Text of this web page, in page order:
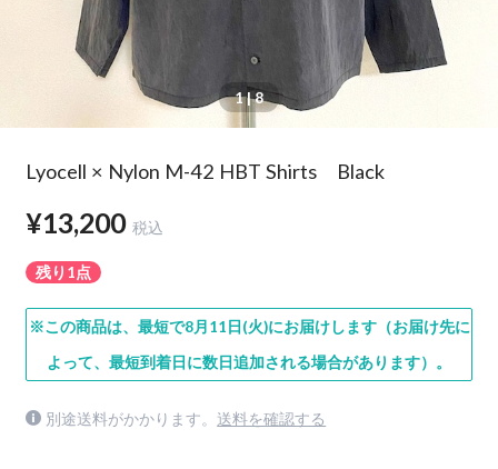
1| 8
Lyocell × Nylon M-42 HBT Shirts Black
¥13,200 税込
残り1点
※この商品は、最短で8月11日(火)にお届けします（お届け先に
よって、最短到着日に数日追加される場合があります）。
別途送料がかかります。 送料を確認する